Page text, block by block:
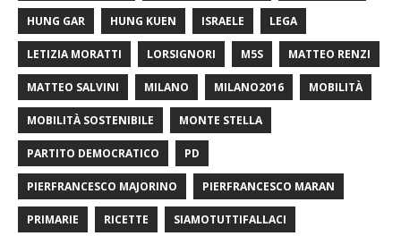
HUNG GAR HUNG KUEN ISRAELE LEGA
LETIZIA MORATTI LORSIGNORI M5S MATTEO RENZI
MATTEO SALVINI MILANO MILANO2016 MOBILITÀ
MOBILITÀ SOSTENIBILE MONTE STELLA
PARTITO DEMOCRATICO PD
PIERFRANCESCO MAJORINO PIERFRANCESCO MARAN
PRIMARIE RICETTE SIAMOTUTTIFALLACI